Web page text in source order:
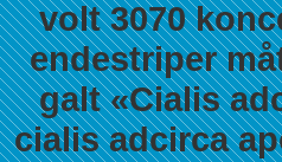
volt 3070
endestriper
galt «Cialis
cialis adcirca